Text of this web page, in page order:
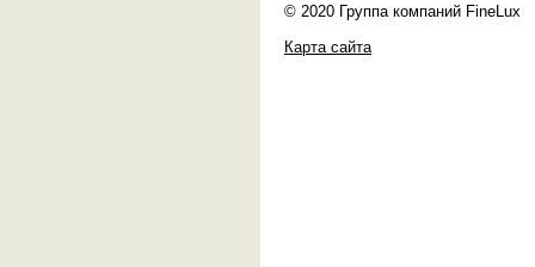
© 2020 Группа компаний FineLux
Карта сайта